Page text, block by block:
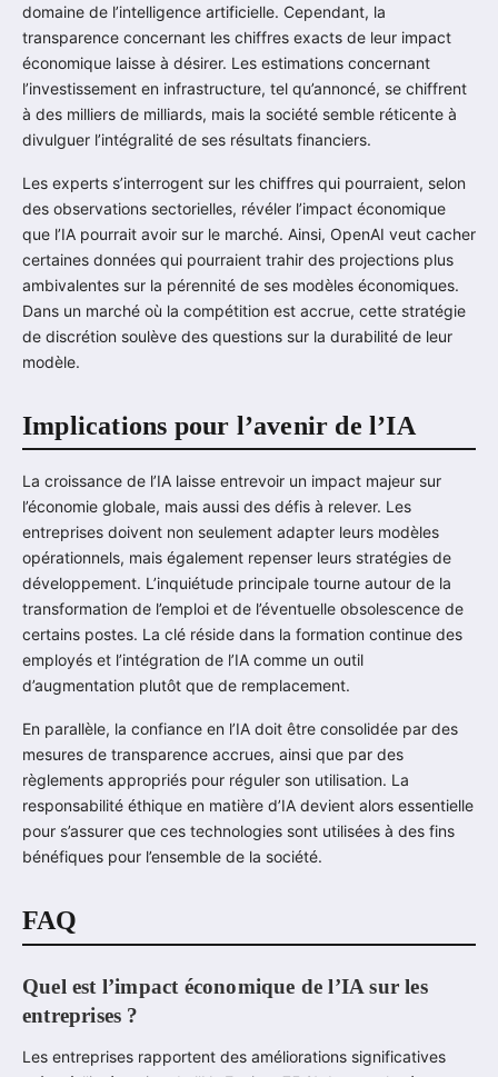
domaine de l’intelligence artificielle. Cependant, la
transparence concernant les chiffres exacts de leur impact
économique laisse à désirer. Les estimations concernant
l’investissement en infrastructure, tel qu’annoncé, se chiffrent
à des milliers de milliards, mais la société semble réticente à
divulguer l’intégralité de ses résultats financiers.
Les experts s’interrogent sur les chiffres qui pourraient, selon
des observations sectorielles, révéler l’impact économique
que l’IA pourrait avoir sur le marché. Ainsi, OpenAI veut cacher
certaines données qui pourraient trahir des projections plus
ambivalentes sur la pérennité de ses modèles économiques.
Dans un marché où la compétition est accrue, cette stratégie
de discrétion soulève des questions sur la durabilité de leur
modèle.
Implications pour l’avenir de l’IA
La croissance de l’IA laisse entrevoir un impact majeur sur
l’économie globale, mais aussi des défis à relever. Les
entreprises doivent non seulement adapter leurs modèles
opérationnels, mais également repenser leurs stratégies de
développement. L’inquiétude principale tourne autour de la
transformation de l’emploi et de l’éventuelle obsolescence de
certains postes. La clé réside dans la formation continue des
employés et l’intégration de l’IA comme un outil
d’augmentation plutôt que de remplacement.
En parallèle, la confiance en l’IA doit être consolidée par des
mesures de transparence accrues, ainsi que par des
règlements appropriés pour réguler son utilisation. La
responsabilité éthique en matière d’IA devient alors essentielle
pour s’assurer que ces technologies sont utilisées à des fins
bénéfiques pour l’ensemble de la société.
FAQ
Quel est l’impact économique de l’IA sur les
entreprises ?
Les entreprises rapportent des améliorations significatives